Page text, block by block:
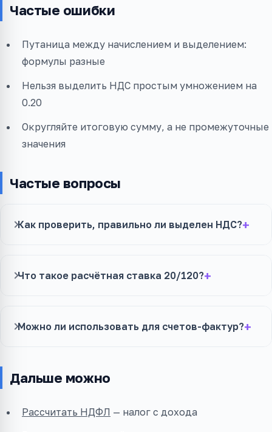
Частые ошибки
Путаница между начислением и выделением:
формулы разные
Нельзя выделить НДС простым умножением на
0.20
Округляйте итоговую сумму, а не промежуточные
значения
Частые вопросы
Как проверить, правильно ли выделен НДС?
Что такое расчётная ставка 20/120?
Можно ли использовать для счетов-фактур?
Дальше можно
Рассчитать НДФЛ — налог с дохода